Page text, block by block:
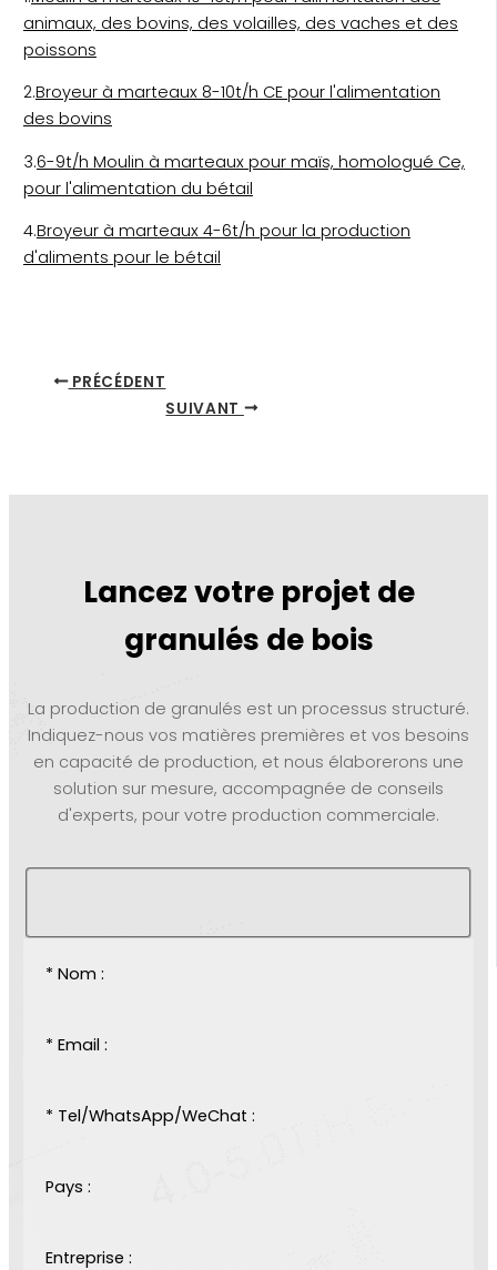
animaux, des bovins, des volailles, des vaches et des
poissons
2.Broyeur à marteaux 8-10t/h CE pour l'alimentation
des bovins
3.6-9t/h Moulin à marteaux pour maïs, homologué Ce,
pour l'alimentation du bétail
4.Broyeur à marteaux 4-6t/h pour la production
d'aliments pour le bétail
PRÉCÉDENT
SUIVANT
Lancez votre projet de
granulés de bois
La production de granulés est un processus structuré.
Indiquez-nous vos matières premières et vos besoins
en capacité de production, et nous élaborerons une
solution sur mesure, accompagnée de conseils
d'experts, pour votre production commerciale.
* Nom :
* Email :
* Tel/WhatsApp/WeChat :
Pays :
Entreprise :